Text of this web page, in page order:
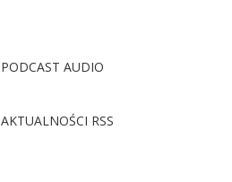
PODCAST AUDIO
AKTUALNOŚCI RSS